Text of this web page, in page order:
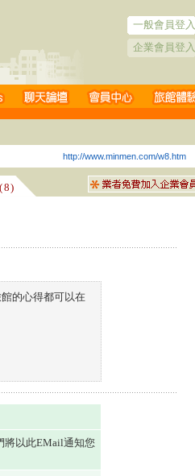
一般會員登入
企業會員登入
http://www.minmen.com/w8.htm
的心得都可以在
將以此EMail通知您